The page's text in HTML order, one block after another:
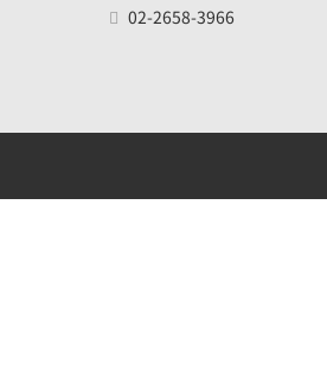
02-2658-3966